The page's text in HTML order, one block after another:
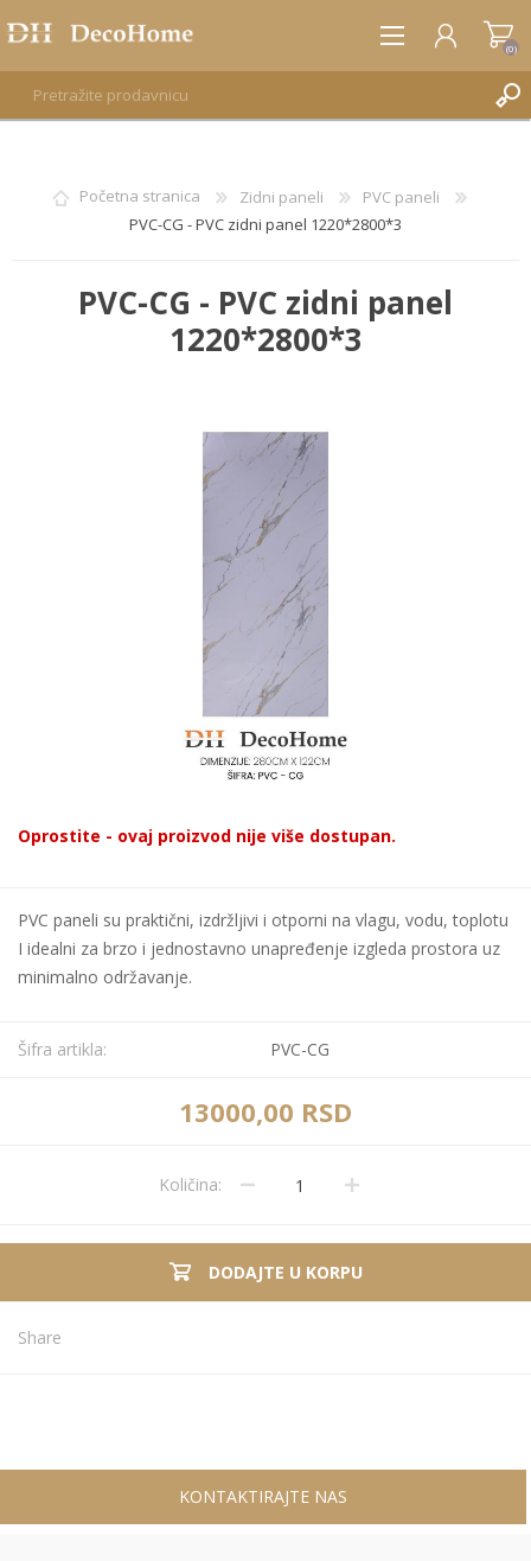
REGISTRUJTE SE
(0)
Početna stranica Zidni paneli
PVC paneli
PVC-CG - PVC zidni panel 1220*2800*3
PVC-CG - PVC zidni panel
1220*2800*3
Oprostite - ovaj proizvod nije više dostupan.
PVC paneli su praktični, izdržljivi i otporni na vlagu, vodu, toplotu
I idealni za brzo i jednostavno unapređenje izgleda prostora uz
minimalno održavanje.
Šifra artikla: PVC-CG
13000,00 RSD
Količina:
DODAJTE U KORPU
Share
KONTAKTIRAJTE NAS